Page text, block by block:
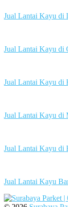
Jual Lantai Kayu di
Jual Lantai Kayu di
Jual Lantai Kayu di
Jual Lantai Kayu di
Jual Lantai Kayu di
Jual Lantai Kayu